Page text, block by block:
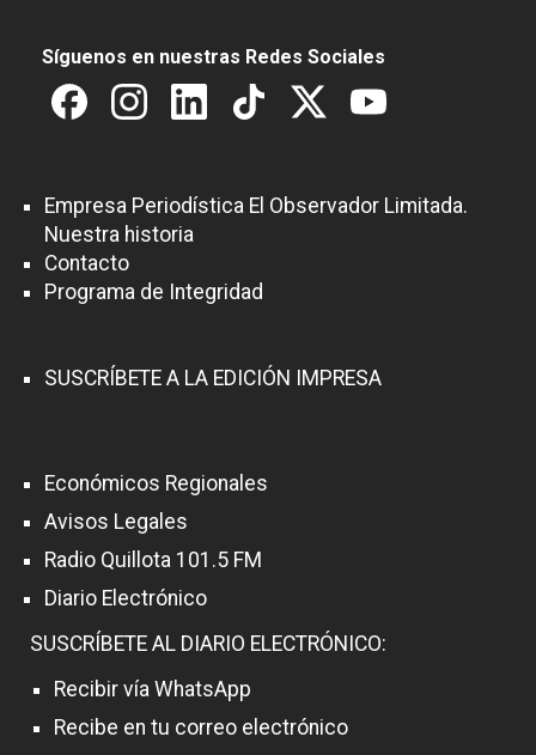
Síguenos en nuestras Redes Sociales
Empresa Periodística El Observador Limitada.
Nuestra historia
Contacto
Programa de Integridad
SUSCRÍBETE A LA EDICIÓN IMPRESA
Económicos Regionales
Avisos Legales
Radio Quillota 101.5 FM
Diario Electrónico
SUSCRÍBETE AL DIARIO ELECTRÓNICO:
Recibir vía WhatsApp
Recibe en tu correo electrónico